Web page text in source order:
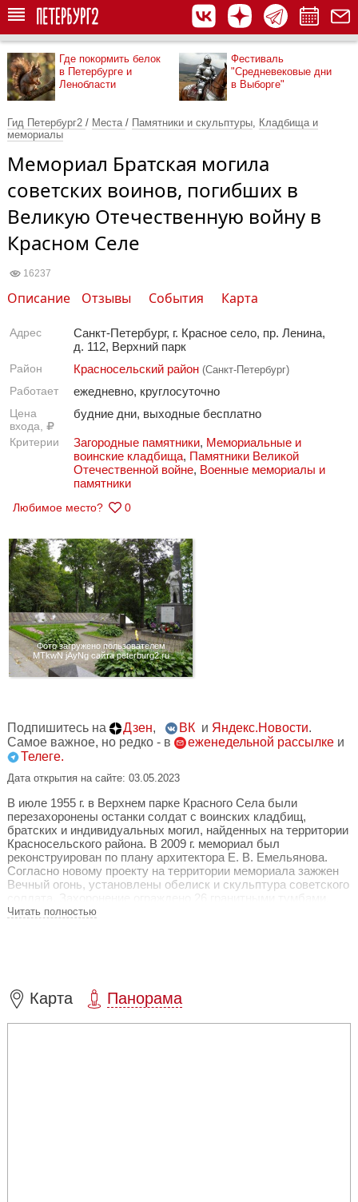
Где покормить белок
в Петербурге и
Ленобласти
Фестиваль
"Средневековые дни
в Выборге"
Гид Петербург2 / Места / Памятники и скульптуры, Кладбища и
мемориалы
Мемориал Братская могила
советских воинов, погибших в
Великую Отечественную войну в
Красном Селе
16237
Описание Отзывы События Карта
Адрес
Санкт-Петербург, г. Красное село, пр. Ленина,
д. 112, Верхний парк
Район Красносельский район (Санкт-Петербург)
Работает ежедневно, круглосуточно
Цена
входа,
будние дни, выходные бесплатно
Критерии Загородные памятники, Мемориальные и
воинские кладбища, Памятники Великой
Отечественной войне, Военные мемориалы и
памятники
Любимое место? 0
Фото загружено пользователем
MTkwN jAyNg сайта peterburg2.ru
Подпишитесь на Дзен, ВК и Яндекс.Новости.
Самое важное, но редко - в
еженедельной рассылке и
Телеге.
Дата открытия на сайте: 03.05.2023
В июле 1955 г. в Верхнем парке Красного Села были
перезахоронены останки солдат с воинских кладбищ,
братских и индивидуальных могил, найденных на территории
Красносельского района. В 2009 г. мемориал был
реконструирован по плану архитектора Е. В. Емельянова.
Согласно новому проекту на территории мемориала зажжен
Вечный огонь, установлены обелиск и скульптура советского
солдата. Захоронение ограждено 26 гранитными тумбами,
соединенными цепями. Также установлены 24 мемориальных
Читать полностью
Карта Панорама